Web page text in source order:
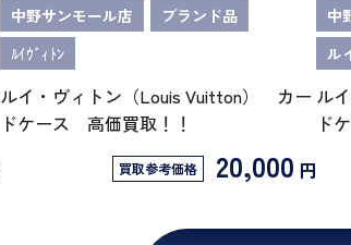
中野サンモール店
ブランド品
ﾙｲｳﾞｨﾄﾝ
ルイ・ヴィトン（Louis Vuitton） カー
ドケース 高価買取！！
買取参考価格 20,000 円
中
ル
ル
ド